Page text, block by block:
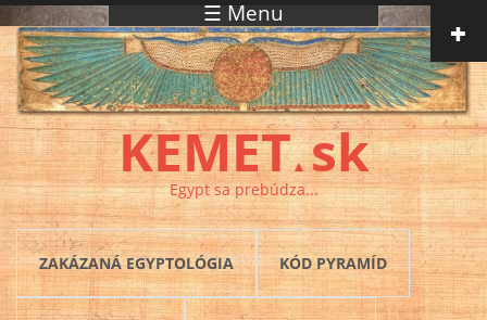
Skočiť na hlavný obsah ☰ Menu
KEMET▲ sk
Egypt sa prebúdza...
ZAKÁZANÁ EGYPTOLÓGIA KÓD PYRAMÍD